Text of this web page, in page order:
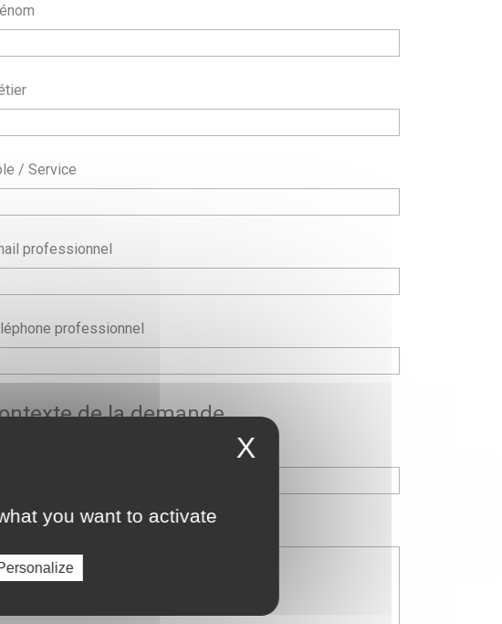
/ Service
professionnel
professionnel
de la demande
*
X
you want to activate